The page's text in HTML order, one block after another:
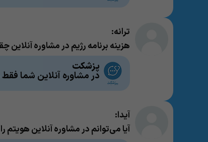
ترانه:
هزینه برنامه رژیم در مشاوره آنلاین
پزشکت
در مشاوره آنلاین شما
آیدا:
آیا می‌توانم در مشاوره آنلاین هویتم